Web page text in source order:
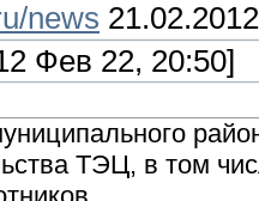
news
Фев 22, 20:50]
ТЭЦ, в том